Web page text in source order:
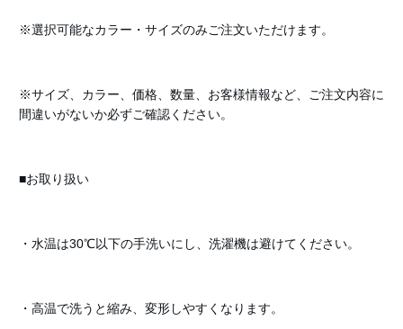
※選択可能なカラー・サイズのみご注文いただけます。
※サイズ、カラー、価格、数量、お客様情報など、ご注文内容に
間違いがないか必ずご確認ください。
■お取り扱い
・水温は30℃以下の手洗いにし、洗濯機は避けてください。
・高温で洗うと縮み、変形しやすくなります。